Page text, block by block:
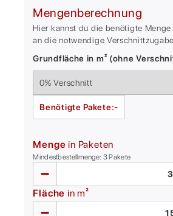
Mengenberechnung
Hier kannst du die benötigte
an die notwendige
Grundfläche in m² (ohne
Benötigte Pakete:-
Menge in Paketen
Mindestbestellmenge: 3Pakete
Fläche in m²